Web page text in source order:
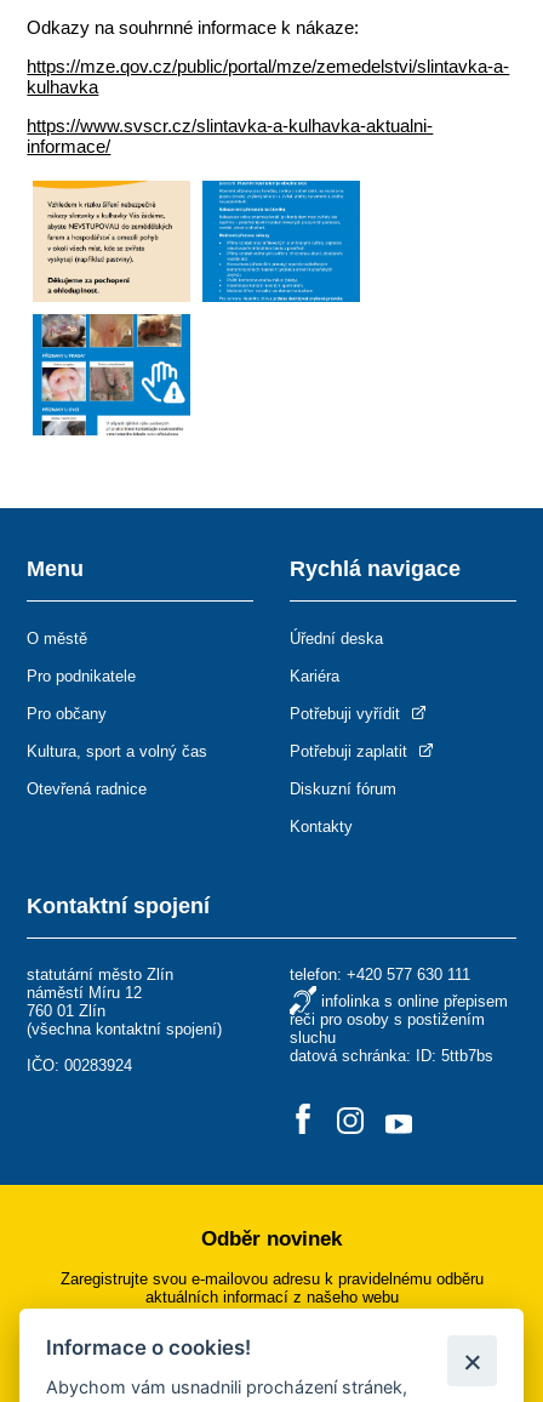
Odkazy na souhrnné informace k nákaze:
https://mze.qov.cz/public/portal/mze/zemedelstvi/slintavka-a-
kulhavka
https://www.svscr.cz/slintavka-a-kulhavka-aktualni-
informace/
Kontaktní spojení
statutární město Zlín
náměstí Míru 12
760 01 Zlín
(všechna kontaktní spojení)
IČO: 00283924
telefon: +420 577 630 111
infolinka s online přepisem
řeči pro osoby s postižením
sluchu
datová schránka: ID: 5ttb7bs
Menu
O městě
Pro podnikatele
Pro občany
Kultura, sport a volný čas
Otevřená radnice
Rychlá navigace
Úřední deska
Kariéra
Potřebuji vyřídit
Potřebuji zaplatit
Diskuzní fórum
Kontakty
Odběr novinek
Zaregistrujte svou e-mailovou adresu k pravidelnému odběru
aktuálních informací z našeho webu
Přihlásit se k odběru
Informace o cookies!
Abychom vám usnadnili procházení stránek,